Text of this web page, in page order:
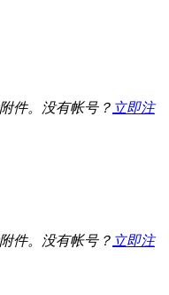
件。没有帐号？ 立即注
件。没有帐号？ 立即注